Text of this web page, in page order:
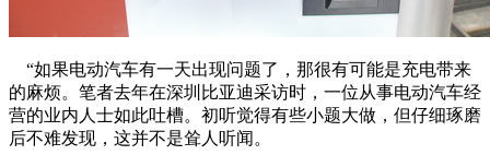
“如果电动汽车有一天出现问题了，那很有可能是充电带来
的麻烦。笔者去年在深圳比亚迪采访时，一位从事电动汽车经
营的业内人士如此吐槽。初听觉得有些小题大做，但仔细琢磨
后不难发现，这并不是耸人听闻。